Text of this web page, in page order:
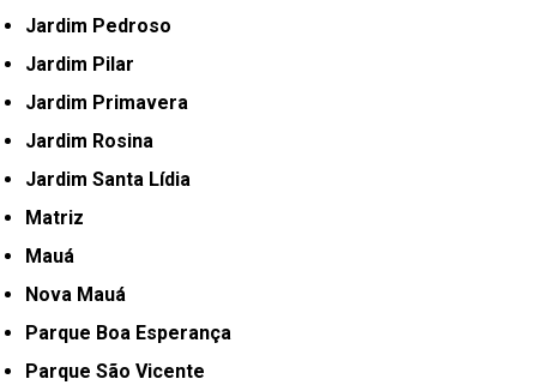
Jardim Pedroso
Jardim Pilar
Jardim Primavera
Jardim Rosina
Jardim Santa Lídia
Matriz
Mauá
Nova Mauá
Parque Boa Esperança
Parque São Vicente